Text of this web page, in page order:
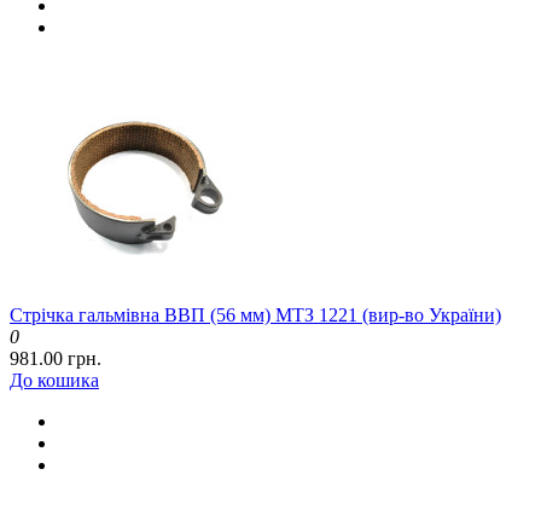
Стрічка гальмівна ВВП (56 мм) МТЗ 1221 (вир-во України)
0
981.00 грн.
До кошика